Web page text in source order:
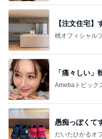
【注文住宅】
桃オフィシャル
「痛々しい
Amebaトピック
愚痴っぽくて
だいたひかるオ